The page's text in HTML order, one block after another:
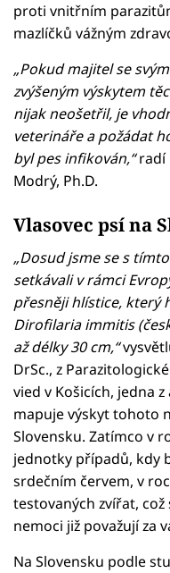
proti vnitřním
mazlíčků vážným
„Pokud majitel se
zvýšeným výskytem
nijak neošetřil, je
veterináře a požádat
byl pes infikován,“radí
Modrý, Ph.D.
Vlasovec psí na
„Dosud jsme se s
setkávali v rámci
přesněji hlístice, který
Dirofilaria immitis
až délky 30 cm,“
DrSc., z
vied v Košicích, jedna
mapuje výskyt tohoto
Slovensku. Zatímco v
jednotky případů, kdy
srdečním červem, v
testovaných zvířat,
nemoci již považují za
Na Slovensku podle